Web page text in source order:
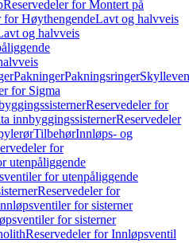
Reservedeler for Montert på
for HøythengendeLavt og halvveis
og halvveis
PakningerPakningsringer
for Sigma
Reservedeler for
innbyggingssisternerReservedeler
TilbehørInnløps- og
for
utenpåliggende
for utenpåliggende
Reservedeler for
for sisterner
for sisterner
Reservedeler for Innløpsventil